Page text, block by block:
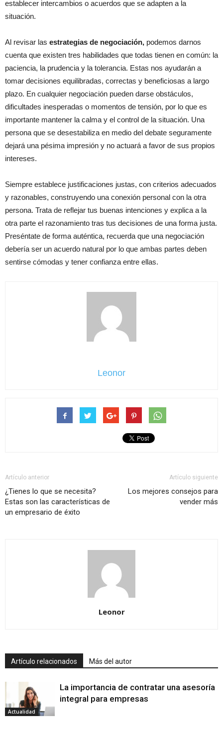
establecer intercambios o acuerdos que se adapten a la
situación.
Al revisar las estrategias de negociación, podemos darnos
cuenta que existen tres habilidades que todas tienen en común: la
paciencia, la prudencia y la tolerancia. Estas nos ayudarán a
tomar decisiones equilibradas, correctas y beneficiosas a largo
plazo. En cualquier negociación pueden darse obstáculos,
dificultades inesperadas o momentos de tensión, por lo que es
importante mantener la calma y el control de la situación. Una
persona que se desestabiliza en medio del debate seguramente
dejará una pésima impresión y no actuará a favor de sus propios
intereses.
Siempre establece justificaciones justas, con criterios adecuados
y razonables, construyendo una conexión personal con la otra
persona. Trata de reflejar tus buenas intenciones y explica a la
otra parte el razonamiento tras tus decisiones de una forma justa.
Preséntate de forma auténtica, recuerda que una negociación
debería ser un acuerdo natural por lo que ambas partes deben
sentirse cómodas y tener confianza entre ellas.
Leonor
Artículo anterior
¿Tienes lo que se necesita?
Estas son las características de
un empresario de éxito
Artículo siguiente
Los mejores consejos para
vender más
Leonor
Artículo relacionados Más del autor
Actualidad
La importancia de contratar una asesoría
integral para empresas